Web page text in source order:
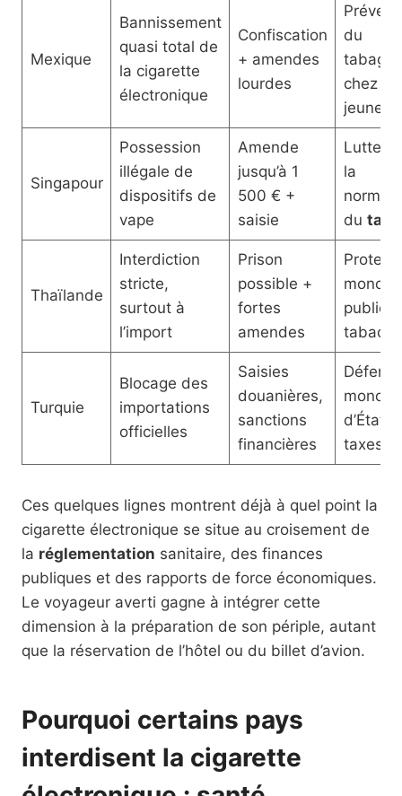
Mexique
Bannissement
quasi total de
la cigarette
électronique
Confiscation
+ amendes
lourdes
du
chez les
jeunes
Singapour
Possession
illégale de
dispositifs de
vape
Amende
jusqu’à 1
500 € +
saisie
Lutte
la
du
Thaïlande
Interdiction
stricte,
surtout à
l’import
Prison
possible +
fortes
amendes
public
tabac
Turquie
Blocage des
importations
officielles
Saisies
douanières,
sanctions
financières
d’État
taxes
Ces quelques lignes montrent déjà à quel point la
cigarette électronique se situe au croisement de
la réglementation sanitaire, des finances
publiques et des rapports de force économiques.
Le voyageur averti gagne à intégrer cette
dimension à la préparation de son périple, autant
que la réservation de l’hôtel ou du billet d’avion.
Pourquoi certains pays
interdisent la cigarette